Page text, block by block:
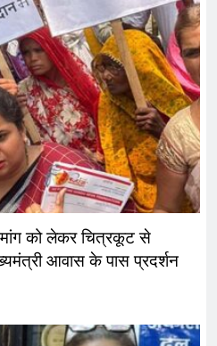
मांग को लेकर चित्रकूट से
आवास के पास प्रदर्शन